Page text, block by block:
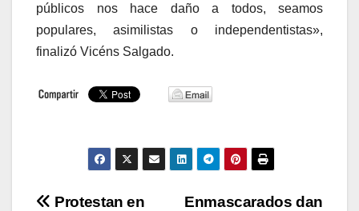
públicos nos hace daño a todos, seamos
populares, asimilistas o independentistas»,
finalizó Vicéns Salgado.
Enmascarados dan
Protestan en